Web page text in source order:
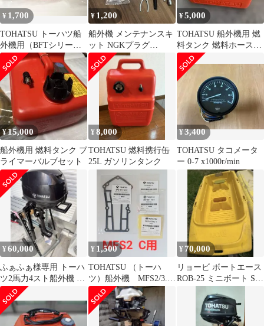
¥ 1,700
TOHATSU トーハツ船
外機用（BFTシリーズ
除く）ストップスイッ
チランヤードASSY
¥ 1,200
船外機 メンテナンスキ
ット NGKプラグ
DCPR6E
¥5,000
TOHATSU 船外機用 燃
料タンク 燃料ホース
付 12リットル 純
正 中古
¥15,000
船外機用 燃料タンク プ
ライマーバルブセット
¥8,000
TOHATSU 燃料携行缶
25L ガソリンタンク
¥3,400
TOHATSU タコメータ
ー 0-7 x1000r/min
¥60,000
ふぁふぁ様専用 トーハ
ツ2馬力4スト船外機 引
き取り限定
¥ 1,500
TOHATSU （トーハ
ツ）船外機 MFS2/3.5
C用ドライブシャフト
ハウジングガスケット
他
¥ 70,000
リョービ ボートエース
ROB-25 ミニボート SLJ